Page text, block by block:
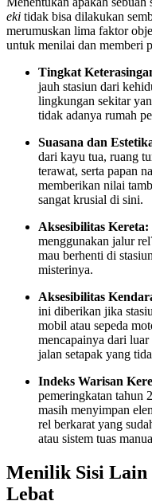
eki tidak bisa dilakukan
merumuskan lima faktor
untuk menilai dan memberi
Tingkat
jauh stasiun dari
lingkungan sekitar
tidak adanya rumah
Suasana dan
dari kayu tua, ruang
terawat, serta papan
memberikan nilai
sangat krusial di sini.
Aksesibilitas Kereta:
menggunakan jalur
mau berhenti di
misterinya.
Aksesibilitas
ini diberikan jika
mobil atau sepeda
mencapainya dari
jalan setapak yang
Indeks Warisan
pemeringkatan tahun
masih menyimpan
rel berkarat yang
atau sistem tuas
Menilik Sisi
Lebat